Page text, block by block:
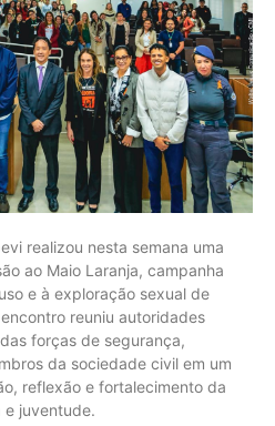
realizou nesta semana uma
ao Maio Laranja, campanha
e à exploração sexual de
reuniu autoridades
forças de segurança,
da sociedade civil em um
reflexão e fortalecimento da
juventude.